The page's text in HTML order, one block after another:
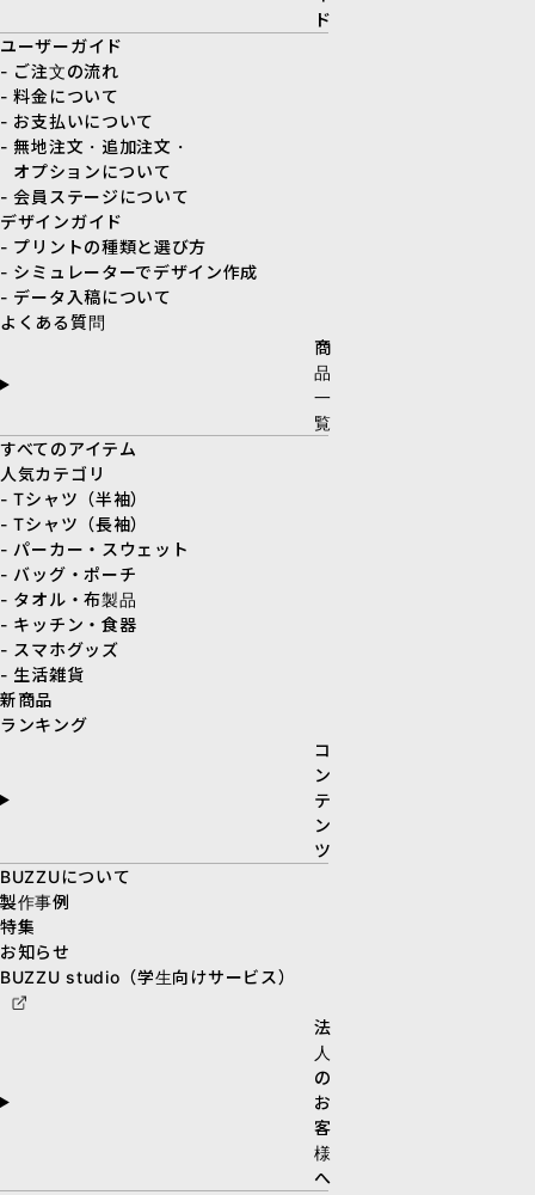
ド
ユーザーガイド
- ご注文の流れ
- 料金について
- お支払いについて
- 無地注文・追加注文・
オプションについて
- 会員ステージについて
デザインガイド
- プリントの種類と選び方
- シミュレーターでデザイン作成
- データ入稿について
よくある質問
商
品
一
覧
すべてのアイテム
人気カテゴリ
- Tシャツ（半袖）
- Tシャツ（長袖）
- パーカー・スウェット
- バッグ・ポーチ
- タオル・布製品
- キッチン・食器
- スマホグッズ
- 生活雑貨
新商品
ランキング
コ
ン
テ
ン
ツ
BUZZUについて
製作事例
特集
お知らせ
BUZZU studio（学生向けサービス）
法
人
の
お
客
様
へ